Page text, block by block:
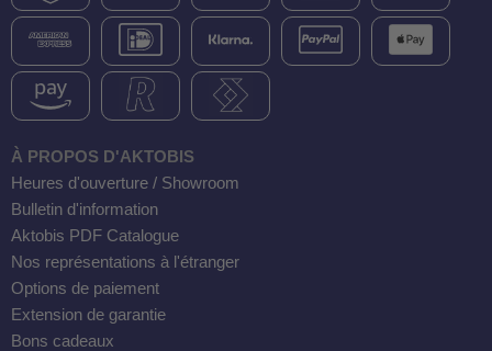
À PROPOS D'AKTOBIS
Heures d'ouverture / Showroom
Bulletin d'information
Aktobis PDF Catalogue
Nos représentations à l'étranger
Options de paiement
Extension de garantie
Bons cadeaux